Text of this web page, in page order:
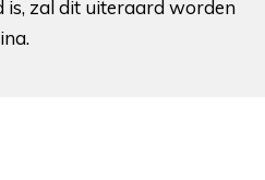
zal dit uiteraard worden